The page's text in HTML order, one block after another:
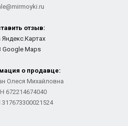
отзыв:
Яндекс.Картах
Google Maps
о продавце:
Олеся Михайловна
672214674040